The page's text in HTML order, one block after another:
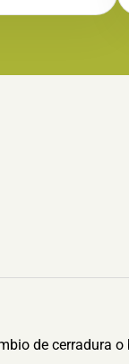
de cerradura